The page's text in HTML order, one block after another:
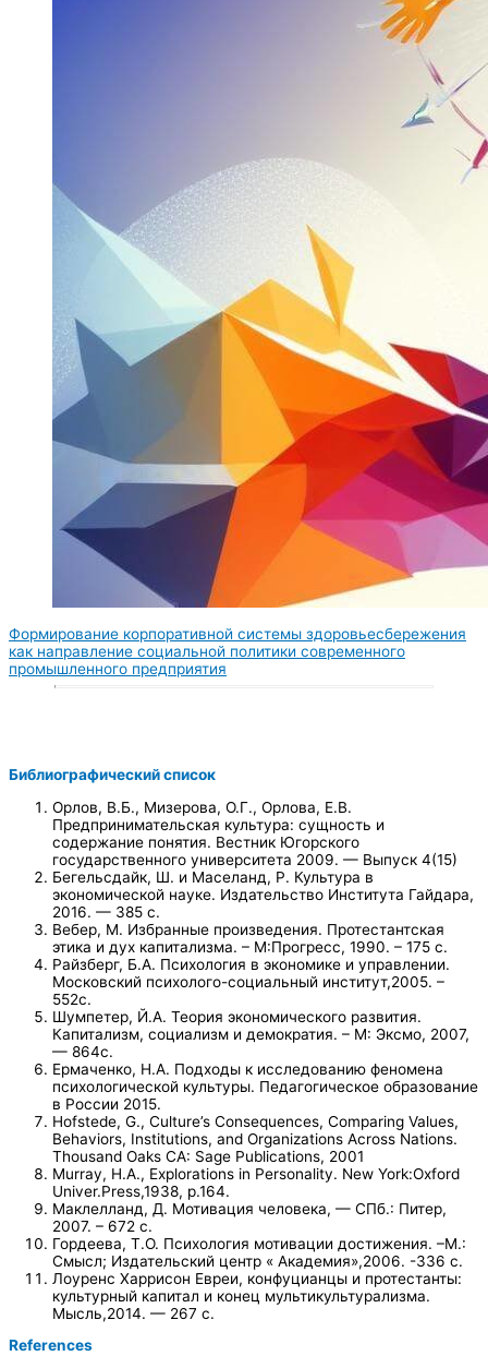
Формирование корпоративной системы здоровьесбережения
как направление социальной политики современного
промышленного предприятия
Библиографический список
Орлов, В.Б., Мизерова, О.Г., Орлова, Е.В.
Предпринимательская культура: сущность и
содержание понятия. Вестник Югорского
государственного университета 2009. — Выпуск 4(15)
Бегельсдайк, Ш. и Маселанд, Р. Культура в
экономической науке. Издательство Института Гайдара,
2016. — 385 с.
Вебер, М. Избранные произведения. Протестантская
этика и дух капитализма. – М:Прогресс, 1990. – 175 с.
Райзберг, Б.А. Психология в экономике и управлении.
Московский психолого-социальный институт,2005. –
552с.
Шумпетер, Й.А. Теория экономического развития.
Капитализм, социализм и демократия. – М: Эксмо, 2007,
— 864с.
Ермаченко, Н.А. Подходы к исследованию феномена
психологической культуры. Педагогическое образование
в России 2015.
Hofstede, G., Culture’s Consequences, Comparing Values,
Behaviors, Institutions, and Organizations Across Nations.
Thousand Oaks CA: Sage Publications, 2001
Murray, H.A., Explorations in Personality. New York:Oxford
Univer.Press,1938, p.164.
Маклелланд, Д. Мотивация человека, — СПб.: Питер,
2007. – 672 с.
Гордеева, Т.О. Психология мотивации достижения. –М.:
Смысл; Издательский центр « Академия»,2006. -336 с.
Лоуренс Харрисон Евреи, конфуцианцы и протестанты:
культурный капитал и конец мультикультурализма.
Мысль,2014. — 267 с.
References